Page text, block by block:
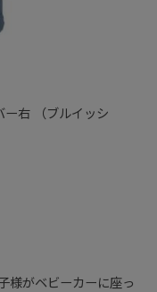
右 （ブルイッシ
様がベビーカーに座っ